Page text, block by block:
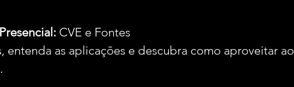
CVE e Fontes
entenda as aplicações e descubra como aproveitar ao